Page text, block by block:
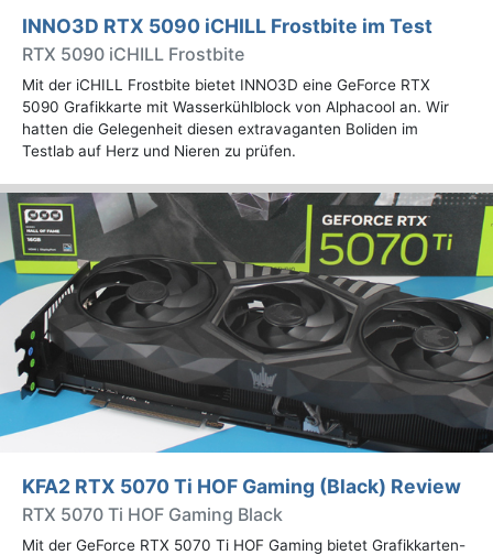
INNO3D RTX 5090 iCHILL Frostbite im Test
RTX 5090 iCHILL Frostbite
Mit der iCHILL Frostbite bietet INNO3D eine GeForce RTX
5090 Grafikkarte mit Wasserkühlblock von Alphacool an. Wir
hatten die Gelegenheit diesen extravaganten Boliden im
Testlab auf Herz und Nieren zu prüfen.
KFA2 RTX 5070 Ti HOF Gaming (Black) Review
RTX 5070 Ti HOF Gaming Black
Mit der GeForce RTX 5070 Ti HOF Gaming bietet Grafikkarten-